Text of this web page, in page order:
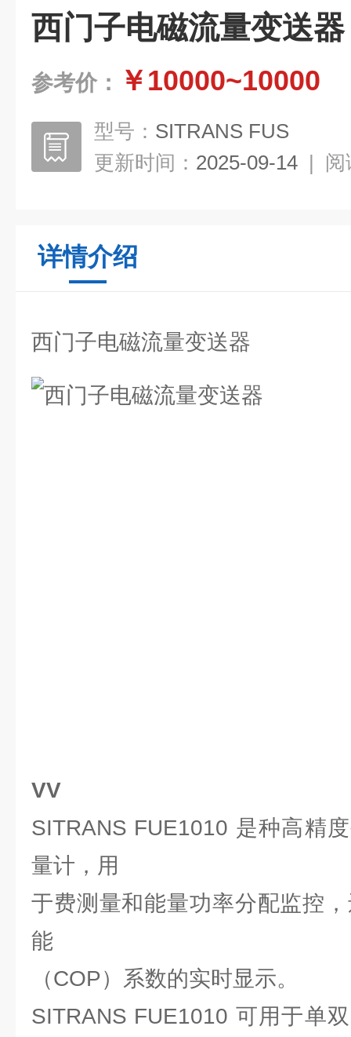
西门子电磁流量变送器
参考价： ￥10000~10000
型号： SITRANS FUS
更新时间： 2025-09-14 | 阅
详情介绍
西门子电磁流量变送器
VV
SITRANS FUE1010 是种高精
量计，用
于费测量和能量功率分配监控
能
（COP）系数的实时显示。
SITRANS FUE1010 可用于单